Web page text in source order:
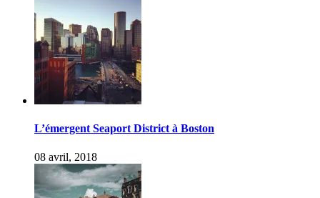
L’émergent Seaport District à Boston
08 avril, 2018